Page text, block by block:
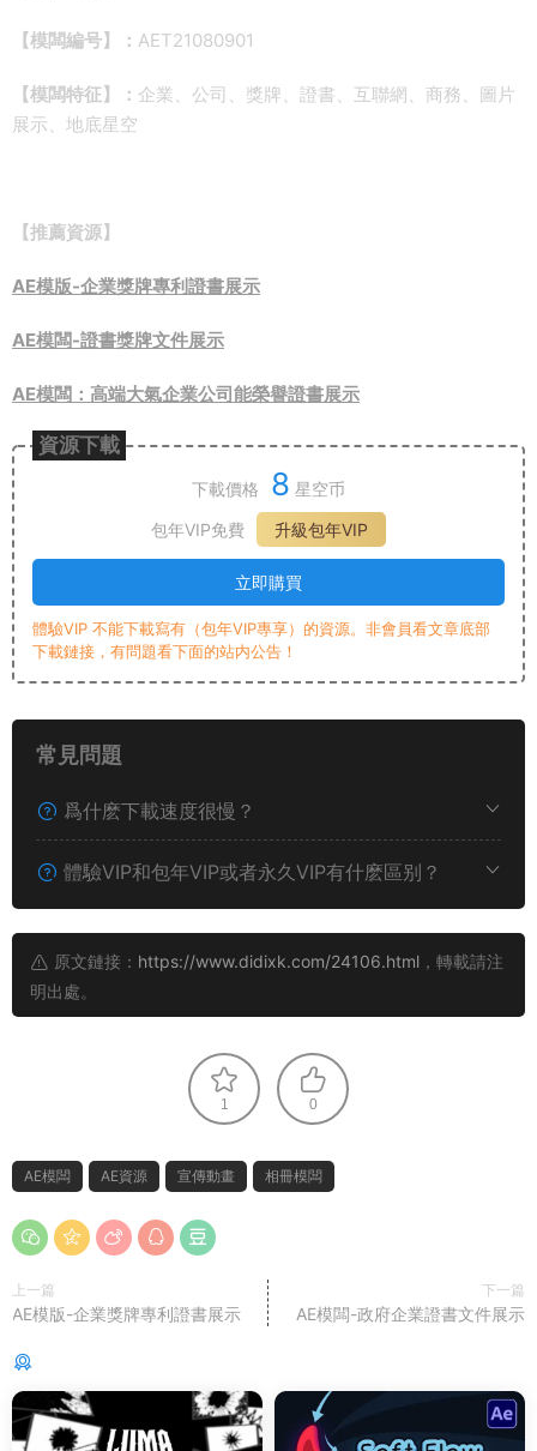
【模闆編号】： AET21080901
【模闆特征】： 企業、公司、獎牌、證書、互聯網、商務、圖片
展示、地底星空
【推薦資源】
AE模版-企業獎牌專利證書展示
AE模闆-證書獎牌文件展示
AE模闆：高端大氣企業公司能榮譽證書展示
資源下載
下載價格 8 星空币
包年VIP免費
升級包年VIP
立即購買
體驗VIP 不能下載寫有（包年VIP專享）的資源。非會員看文章底部
下載鏈接，有問題看下面的站内公告！
常見問題
爲什麽下載速度很慢？
體驗VIP和包年VIP或者永久VIP有什麽區别？
原文鏈接： https://www.didixk.com/24106.html ，轉載請注
明出處。
1 0
AE模闆 AE資源 宣傳動畫 相冊模闆
上一篇
AE模版-企業獎牌專利證書展示
下一篇
AE模闆-政府企業證書文件展示